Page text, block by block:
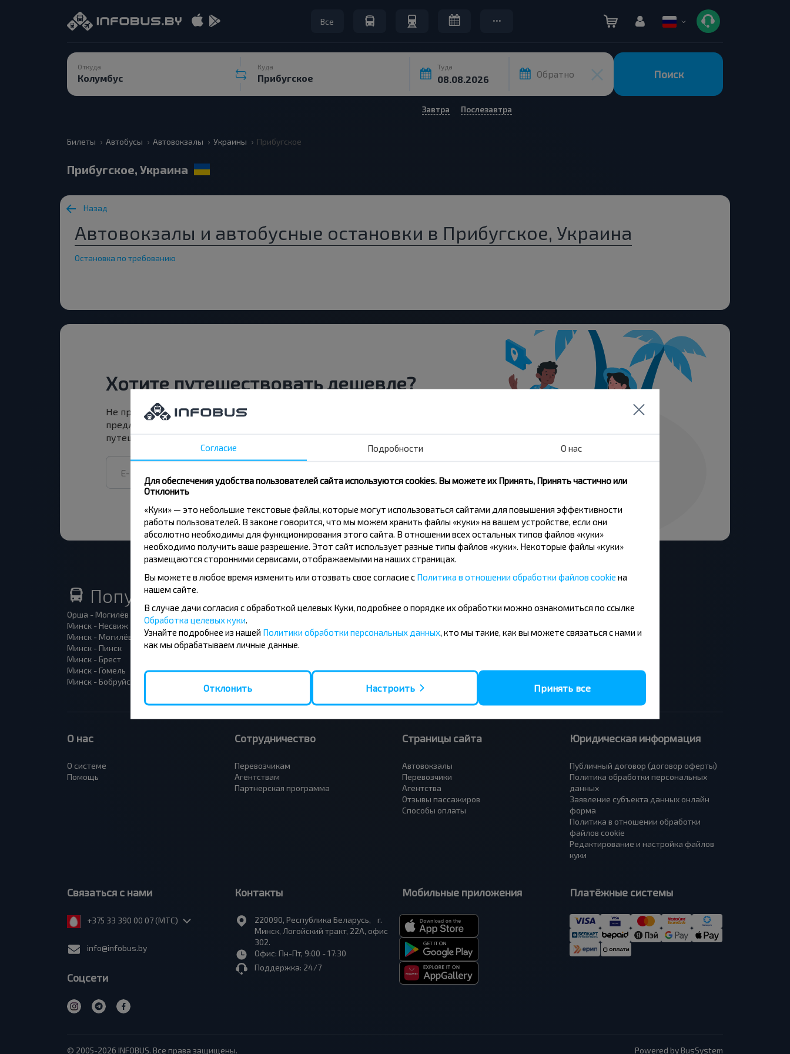
Все
Откуда Куда Туда
Обратно Поиск
Завтра Послезавтра
Билеты Автобусы Автовокзалы Украины Прибугское
Прибугское, Украина
Назад
Автовокзалы и автобусные остановки в Прибугское, Украина
Остановка по требованию
Хотите путешествовать дешевле?
Не пропусти специальные акции, скидки и другие интересные
предложения INFOBUS. Подпишись на получение новостей и
путешествуй с нами дешевле!
Популярные автобусные направления
Орша - Могилёв
Минск - Несвиж
Минск - Могилёв
Минск - Пинск
Минск - Брест
Минск - Гомель
Минск - Бобруйск
Минск - Барановичи
Гомель - Минск
Брест - Тересполь
Брест - Беловежская Пуща
Варшава - Минск
Вильнюс - Минск
Полоцк - Рига
Минск - Варшава
Москва - Барановичи
Брест - Люблин
О нас
О системе
Помощь
Сотрудничество
Перевозчикам
Агентствам
Партнерская программа
Страницы сайта
Автовокзалы
Перевозчики
Агентства
Отзывы пассажиров
Способы оплаты
Юридическая информация
Публичный договор (договор оферты)
Политика обработки персональных
данных
Заявление субъекта данных онлайн
форма
Политика в отношении обработки
файлов cookie
Редактирование и настройка файлов
куки
Связаться с нами
+375 33 390 00 07 (МТС)
info@infobus.by
Соцсети
Контакты
220090, Республика Беларусь, г.
Минск, Логойский тракт, 22А, офис
302.
Офис: Пн-Пт, 9:00 - 17:30
Поддержка: 24/7
Мобильные приложения Платёжные системы
© 2005-2026 INFOBUS. Все права защищены. Powered by BusSystem
Согласие Подробности О нас
Для обеспечения удобства пользователей сайта используются cookies. Вы можете их Принять, Принять частично или
Отклонить
«Куки» — это небольшие текстовые файлы, которые могут использоваться сайтами для повышения эффективности
работы пользователей. В законе говорится, что мы можем хранить файлы «куки» на вашем устройстве, если они
абсолютно необходимы для функционирования этого сайта. В отношении всех остальных типов файлов «куки»
необходимо получить ваше разрешение. Этот сайт использует разные типы файлов «куки». Некоторые файлы «куки»
размещаются сторонними сервисами, отображаемыми на наших страницах.
Вы можете в любое время изменить или отозвать свое согласие с Политика в отношении обработки файлов cookie на
нашем сайте.
В случае дачи согласия с обработкой целевых Куки, подробнее о порядке их обработки можно ознакомиться по ссылке
Обработка целевых куки
Узнайте подробнее из нашей Политики обработки персональных данных , кто мы такие, как вы можете связаться с нами и
как мы обрабатываем личные данные.
Отклонить Настроить Принять все